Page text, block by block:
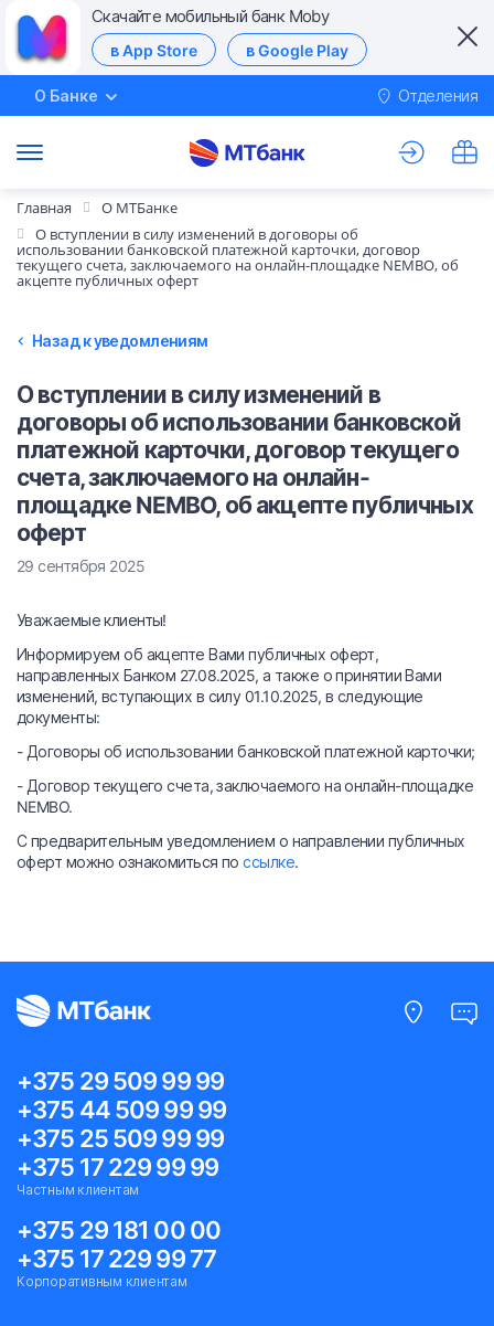
Скачайте мобильный банк Moby
в App Store в Google Play
О Банке Отделения
Главная
О МТБанке
О вступлении в силу изменений в договоры об
использовании банковской платежной карточки, договор
текущего счета, заключаемого на онлайн-площадке NEMBO, об
акцепте публичных оферт
Назад к уведомлениям
О вступлении в силу изменений в
договоры об использовании банковской
платежной карточки, договор текущего
счета, заключаемого на онлайн-
площадке NEMBO, об акцепте публичных
оферт
29 сентября 2025
Уважаемые клиенты!
Информируем об акцепте Вами публичных оферт,
направленных Банком 27.08.2025, а также о принятии Вами
изменений, вступающих в силу 01.10.2025, в следующие
документы:
- Договоры об использовании банковской платежной карточки;
- Договор текущего счета, заключаемого на онлайн-площадке
NEMBO.
С предварительным уведомлением о направлении публичных
оферт можно ознакомиться поссылке.
+375 29 509 99 99
+375 44 509 99 99
+375 25 509 99 99
+375 17 229 99 99
Частным клиентам
+375 29 181 00 00
+375 17 229 99 77
Корпоративным клиентам